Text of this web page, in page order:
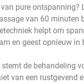
pure
van 60 minuten
helpt om
en geest opnieuw in
stemt de behandeling
van een rustgevend